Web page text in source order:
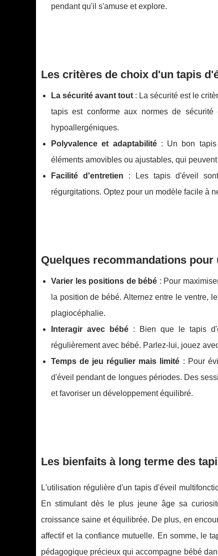
pendant qu'il s'amuse et explore.
Les critères de choix d'un tapis
La sécurité avant tout : La sécurité est le
tapis est conforme aux normes de
hypoallergéniques.
Polyvalence et adaptabilité: Un bon tapis
éléments amovibles ou ajustables, qui
Facilité d'entretien : Les tapis d'éveil
régurgitations. Optez pour un modèle facile à
Quelques recommandations
Varier les positions de bébé : Pour
la position de bébé. Alternez entre le ventre,
plagiocéphalie.
Interagir avec bébé : Bien que le tapis
régulièrement avec bébé. Parlez-lui, jouez
Temps de jeu régulier mais limité : Pour
d'éveil pendant de longues périodes. Des
et favoriser un développement équilibré.
Les bienfaits à long terme des
L'utilisation régulière d'un tapis d'éveil
En stimulant dès le plus jeune âge sa
croissance saine et équilibrée. De plus, en
affectif et la confiance mutuelle. En somme, le
pédagogique précieux qui accompagne bébé